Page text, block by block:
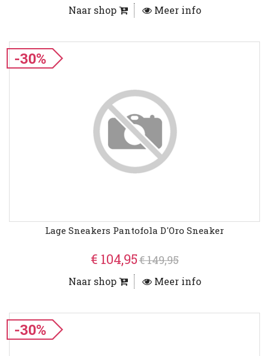
Naar shop Meer info
-30%
Lage Sneakers Pantofola D'Oro Sneaker
€ 104,95€ 149,95
Naar shop Meer info
-30%